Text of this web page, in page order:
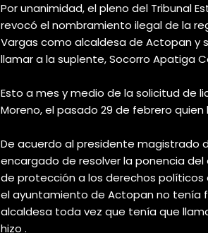
Por unanimidad, el pleno del Tribunal
revocó el nombramiento ilegal de la
Vargas como alcaldesa de Actopan y
llamar a la suplente, Socorro Apatiga
Esto a mes y medio de la solicitud de
Moreno, el pasado 29 de febrero
De acuerdo al presidente magistrado
encargado de resolver la ponencia del
de protección a los derechos
el ayuntamiento de Actopan no tenía
alcaldesa toda vez que tenía que
hizo .